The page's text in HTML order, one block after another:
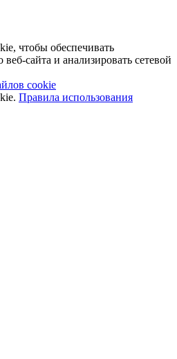
чтобы обеспечивать
сайта и анализировать сетевой
cookie
Правила использования